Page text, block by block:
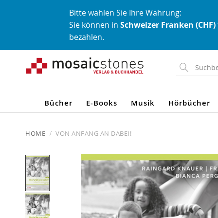
Bitte wählen Sie Ihre Währung:
Sie können in Schweizer Franken (CHF)
bezahlen.
Direkt
zum
Bücher E-Books Musik Hörbücher
HOME VON ANFANG AN DABEI!
Skip
to
the
end
of